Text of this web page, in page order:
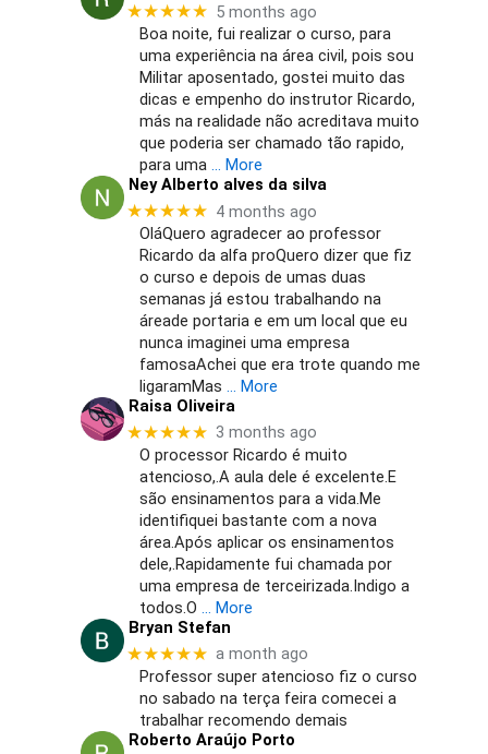
★★★★★ 5 months ago
Boa noite, fui realizar o curso, para
uma experiência na área civil, pois sou
Militar aposentado, gostei muito das
dicas e empenho do instrutor Ricardo,
más na realidade não acreditava muito
que poderia ser chamado tão rapido,
para uma … More
Ney Alberto alves da silva
★★★★★ 4 months ago
OláQuero agradecer ao professor
Ricardo da alfa proQuero dizer que fiz
o curso e depois de umas duas
semanas já estou trabalhando na
áreade portaria e em um local que eu
nunca imaginei uma empresa
famosaAchei que era trote quando me
ligaramMas … More
Raisa Oliveira
★★★★★ 3 months ago
O processor Ricardo é muito
atencioso,.A aula dele é excelente.E
são ensinamentos para a vida.Me
identifiquei bastante com a nova
área.Após aplicar os ensinamentos
dele,.Rapidamente fui chamada por
uma empresa de terceirizada.Indigo a
todos.O … More
Bryan Stefan
★★★★★ a month ago
Professor super atencioso fiz o curso
no sabado na terça feira comecei a
trabalhar recomendo demais
Roberto Araújo Porto